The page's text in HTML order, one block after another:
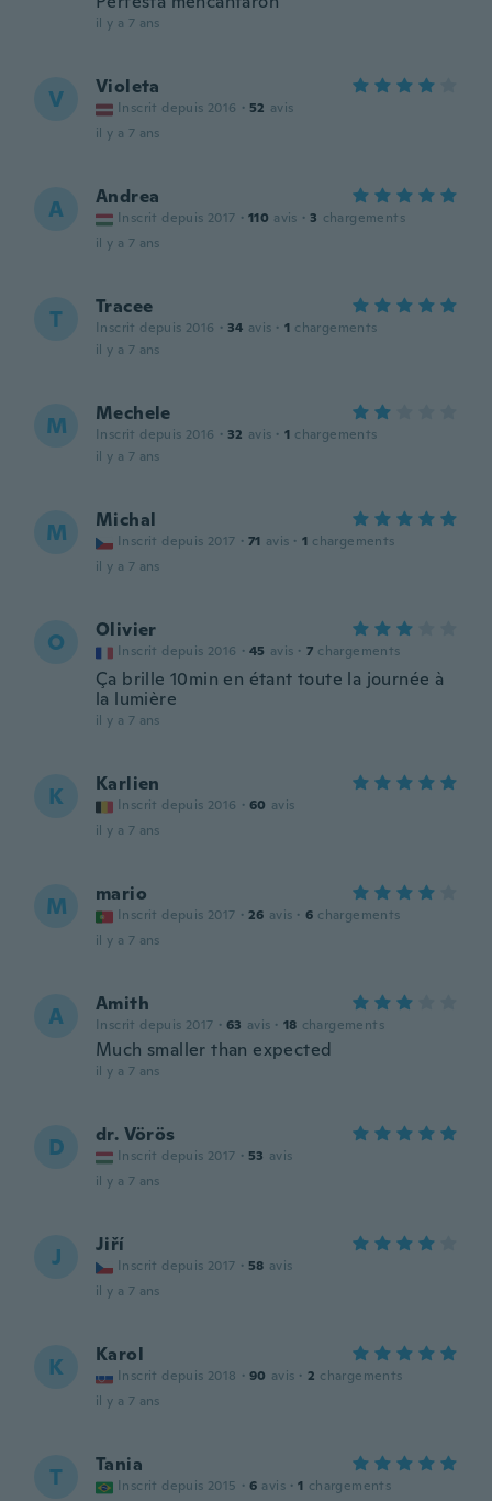
il y a 7 ans
V Violeta
Inscrit depuis 2016 · 52 avis
il y a 7 ans
A Andrea
Inscrit depuis 2017 · 110 avis · 3 chargements
il y a 7 ans
T Tracee
Inscrit depuis 2016 · 34 avis · 1 chargements
il y a 7 ans
M Mechele
Inscrit depuis 2016 · 32 avis · 1 chargements
il y a 7 ans
M Michal
Inscrit depuis 2017 · 71 avis · 1 chargements
il y a 7 ans
O Olivier
Inscrit depuis 2016 · 45 avis · 7 chargements
Ça brille 10min en étant toute la journée à
la lumière
il y a 7 ans
K Karlien
Inscrit depuis 2016 · 60 avis
il y a 7 ans
M mario
Inscrit depuis 2017 · 26 avis · 6 chargements
il y a 7 ans
A Amith
Inscrit depuis 2017 · 63 avis · 18 chargements
Much smaller than expected
il y a 7 ans
D dr. Vörös
Inscrit depuis 2017 · 53 avis
il y a 7 ans
J Jiří
Inscrit depuis 2017 · 58 avis
il y a 7 ans
K Karol
Inscrit depuis 2018 · 90 avis · 2 chargements
il y a 7 ans
T Tania
Inscrit depuis 2015 · 6 avis · 1 chargements